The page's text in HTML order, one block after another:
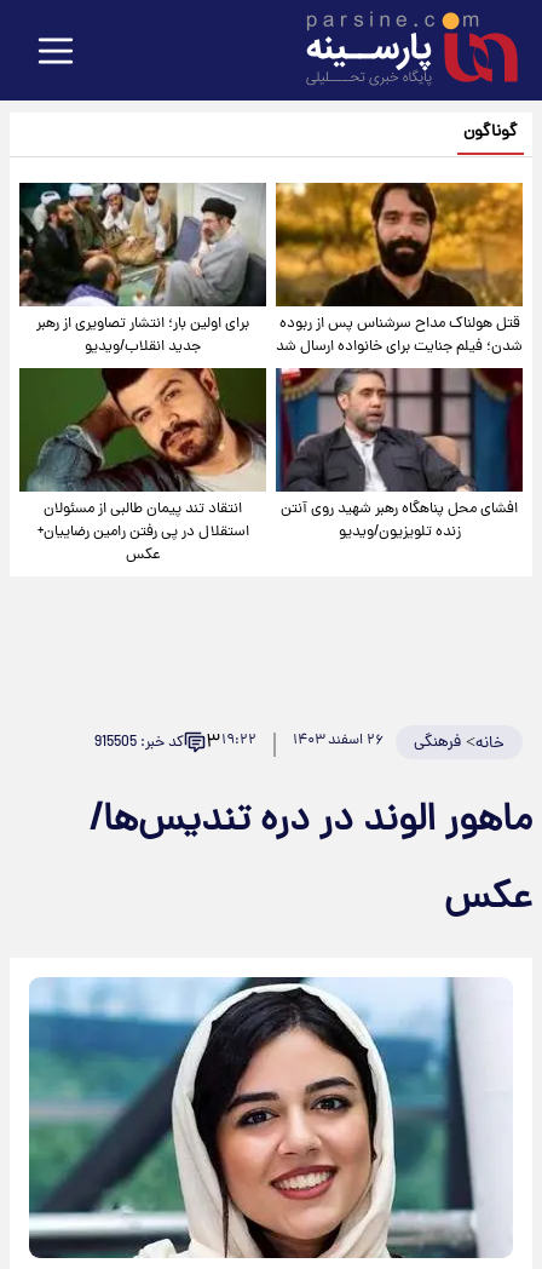
گوناگون
قتل هولناک مداح سرشناس پس از ربوده
شدن؛ فیلم جنایت برای خانواده ارسال شد
برای اولین بار؛ انتشار تصاویری از رهبر
جدید انقلاب/ویدیو
افشای محل پناهگاه‌ رهبر شهید روی آنتن
زنده تلویزیون/ویدیو
انتقاد تند پیمان طالبی از مسئولان
استقلال در پی رفتن رامین رضاییان+
عکس
خانه>فرهنگی ۲۶ اسفند ۱۴۰۳ ۱۹:۲۲۳ کد خبر: 915505
ماهور الوند در دره تندیس‌ها/
عکس